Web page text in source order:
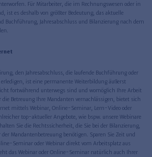
Für Mitarbeiter, die im Rechnungswesen oder in
ist es deshalb von größter Bedeutung, das aktuelle
Buchführung, Jahresabschluss und Bilanzierung nach dem
den Jahresabschluss, die laufende Buchführung oder
ist eine permanente Weiterbildung äußerst
fortwährend unterwegs sind und womöglich Ihre Arbeit
die Betreuung Ihre Mandanten vernachlässigen, bietet sich
mittels Webinar, Online-Seminar, Lern-Video oder
top-aktueller Angebote, wie bspw. unsere Webinare
Sie die Rechtssicherheit, die Sie bei der Bilanzierung,
der Mandantenbetreuung benötigen. Sparen Sie Zeit und
Seminar oder Webinar direkt vom Arbeitsplatz aus
das Webinar oder Online-Seminar natürlich auch Ihrer